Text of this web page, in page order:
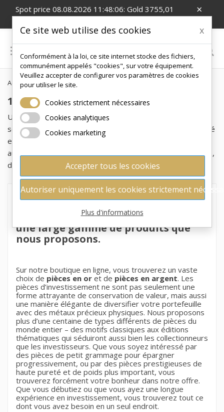
×
Spot price 08.08.2026 11:48:06: Gold 3755,01
EUR/Oz; Silver 54,99 EUR/Oz
0
Accueil Pièces d'or
1 G
Une pièce d'or de 1 g représente un moyen élégant et
sécurisé d'investir dans l'or physique. Ce format standardisé
est très apprécié non seulement des investisseurs, mais
aussi des collectionneurs, en raison de sa valeur esthétique,
de sa pureté et de sa liquidité mondiale.
Aucun produit disponible pour le moment
Vous pouvez toutefois choisir parmi
une large gamme de produits que
nous proposons.
Sur notre boutique en ligne, vous trouverez un vaste
choix de pièces en or et de pièces en argent. Les
pièces d’investissement ne sont pas seulement une
forme attrayante de conservation de valeur, mais aussi
une manière élégante de diversifier votre portefeuille
avec des métaux précieux physiques. Nous proposons
plus d’une centaine de types différents de pièces du
monde entier – des motifs classiques aux éditions
thématiques qui séduiront aussi bien les collectionneurs
que les investisseurs. Que vous soyez intéressé par
des pièces de petit grammage pour épargner
progressivement, ou par des pièces prestigieuses de
haute pureté et de poids plus important, vous
trouverez forcément votre bonheur dans notre offre.
Que vous débutiez ou que vous ayez une longue
expérience en investissement, vous trouverez tout ce
dont vous avez besoin en un seul endroit.
Ce site web utilise des cookies x
Conformément à la loi, ce site internet stocke des fichiers,
communément appelés "cookies", sur votre équipement.
Veuillez accepter de configurer vos paramètres de cookies
pour utiliser le site.
Cookies strictement nécessaires
Cookies analytiques
Cookies marketing
Accepter tous les cookies
Autoriser uniquement les cookies strictement
Plus d'informations